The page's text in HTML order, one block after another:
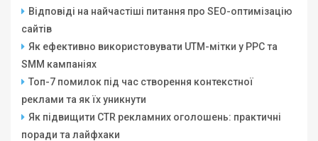
Відповіді на найчастіші питання про SEO-оптимізацію
сайтів
Як ефективно використовувати UTM-мітки у PPC та
SMM кампаніях
Топ-7 помилок під час створення контекстної
реклами та як їх уникнути
Як підвищити CTR рекламних оголошень: практичні
поради та лайфхаки